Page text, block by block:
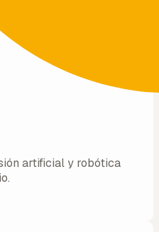
artificial y robótica